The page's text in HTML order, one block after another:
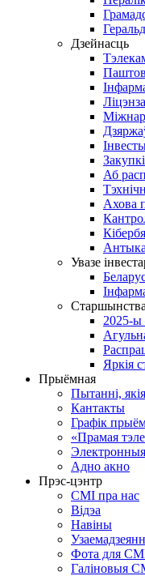
Дзейнасць
Закупкі
Аб
Ахова
Увазе
2025-
Яркія
Прыёмная
Пытанні,
Кантакты
Графік
«Прамая
Адно акно
Прэс-цэнтр
СМІ пра нас
Відэа
Навіны
Фота для
Галіновыя